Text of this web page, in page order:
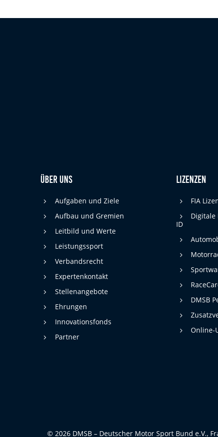
Über uns
Aufgaben und Ziele
Aufbau und Gremien
Leitbild und Werte
Leistungssport
Verbandsrecht
Expertenkontakt
Stellenangebote
Ehrungen
Innovationsfonds
Partner
Lizenzen
FIA
Digitale
ID
DMSB
Online-
© 2026 DMSB – Deutscher Motor Sport Bund e.V.,